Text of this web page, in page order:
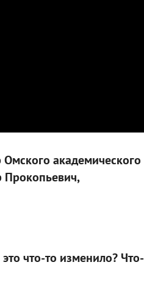
академического
Прокопьевич,
что-то изменило? Что-